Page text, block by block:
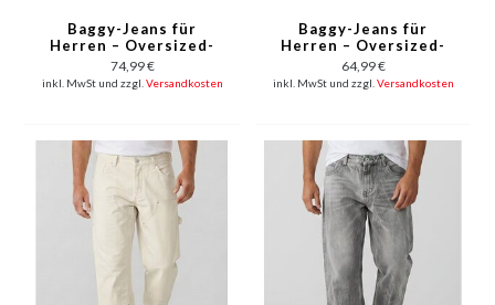
Baggy-Jeans für
Herren – Oversized-
Jeans – Jeans für
Erwachsene – JC8138B
– Blau
74,99 €
inkl. MwSt und zzgl. Versandkosten
Baggy-Jeans für
Herren – Oversized-
Jeans – Jeans für
Erwachsene –
JC8167N – Schwarz
64,99 €
inkl. MwSt und zzgl. Versandkosten